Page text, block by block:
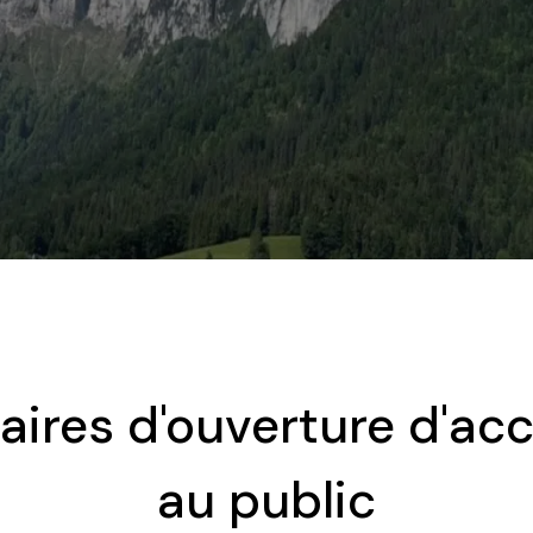
d'ouverture
au public